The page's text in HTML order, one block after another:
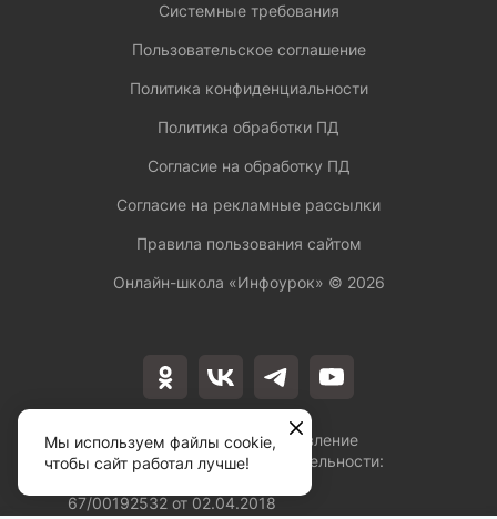
Лицензия на осуществление
образовательной деятельности:
67/00192532 от 02.04.2018
Системные требования
Пользовательское соглашение
Политика конфиденциальности
Политика обработки ПД
Согласие на обработку ПД
Согласие на рекламные рассылки
Правила пользования сайтом
Онлайн-школа «Инфоурок» © 2026
Мы используем файлы cookie,
чтобы сайт работал лучше!